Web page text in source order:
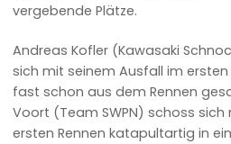
vergebende Plätze.
Andreas Kofler (Kawasaki
sich mit seinem Ausfall im
fast schon aus dem Rennen
Voort (Team SWPN) schoss sich
ersten Rennen katapultartig in